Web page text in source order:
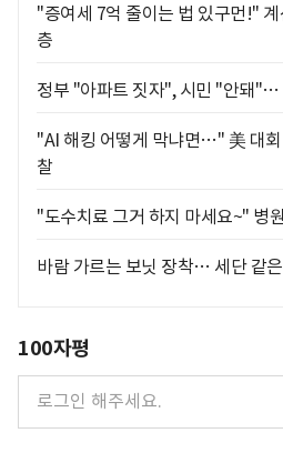
"증여세 7억 줄이는 법 있구먼!"
층
정부 "아파트 짓자", 시민 "안돼"…
"AI 해킹 어떻게 막냐면…" 美 대
찰
"도수치료 그거 하지 마세요~" 병
바람 가르는 보닛 장착… 세단 같
100자평